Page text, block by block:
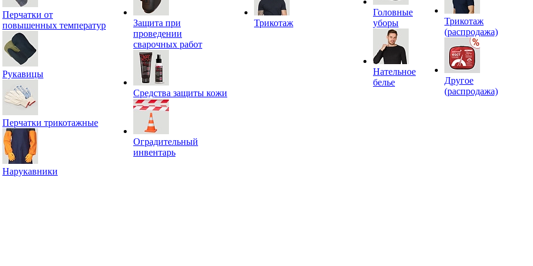
Перчатки от
повышенных температур
Рукавицы
Перчатки трикотажные
Нарукавники
Защита при
проведении
сварочных работ
Средства защиты кожи
Оградительный
инвентарь
Трикотаж
Головные
уборы
Нательное
белье
Трикотаж
(распродажа)
Другое
(распродажа)